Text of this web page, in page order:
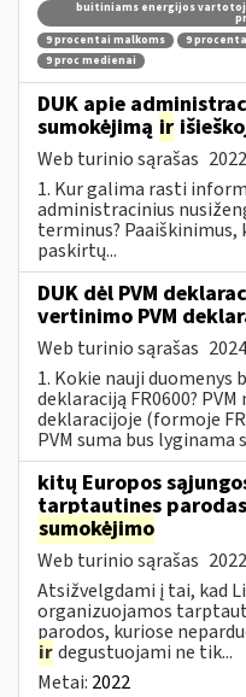
buitiniams energijos
9 procentai malkoms
9
9 proc medienai
DUK apie
sumokėjimą ir
Web turinio sąrašas
1. Kur galima rasti
administracinius
terminus?
paskirtų...
DUK dėl PVM
vertinimo PVM
Web turinio sąrašas
1. Kokie nauji duomenys
deklaraciją FR0600?
deklaracijoje (formoje
PVM suma bus
kitų Europos
tarptautines
sumokėjimo
Web turinio sąrašas
Atsižvelgdami į tai, kad
organizuojamos
parodos, kuriose
irdegustuojami ne tik...
Metai: 2022